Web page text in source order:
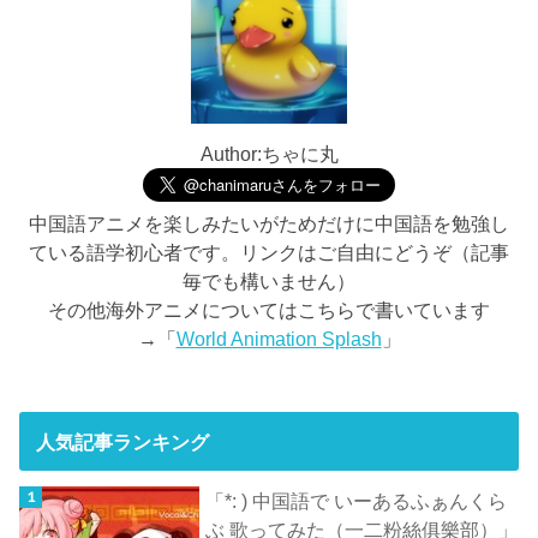
Author:ちゃに丸
中国語アニメを楽しみたいがためだけに中国語を勉強し
ている語学初心者です。リンクはご自由にどうぞ（記事
毎でも構いません）
その他海外アニメについてはこちらで書いています
→「World Animation Splash 」
人気記事ランキング
「*: ) 中国語で いーあるふぁんくら
ぶ 歌ってみた（一二粉絲俱樂部）」